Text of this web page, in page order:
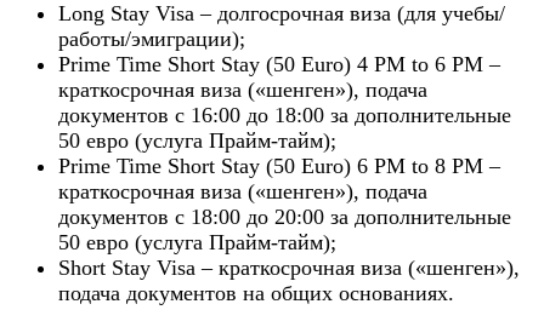
Long Stay Visa – долгосрочная виза (для учебы/
работы/эмиграции);
Prime Time Short Stay (50 Euro) 4 PM to 6 PM –
краткосрочная виза («шенген»), подача
документов с 16:00 до 18:00 за дополнительные
50 евро (услуга Прайм-тайм);
Prime Time Short Stay (50 Euro) 6 PM to 8 PM –
краткосрочная виза («шенген»), подача
документов с 18:00 до 20:00 за дополнительные
50 евро (услуга Прайм-тайм);
Short Stay Visa – краткосрочная виза («шенген»),
подача документов на общих основаниях.